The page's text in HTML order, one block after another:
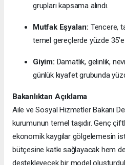
grupları kapsama alındı.
Mutfak Eşyaları: Tencere,
temel gereçlerde yüzde
Giyim: Damatlık, gelinlik,
günlük kıyafet grubunda
Bakanlıktan Açıklama
Aile ve Sosyal Hizmetler Bakanı
kurumunun temel taşıdır. Genç
ekonomik kaygılar gölgelemesin
bütçesine katkı sağlayacak hem
destekleyecek bir model